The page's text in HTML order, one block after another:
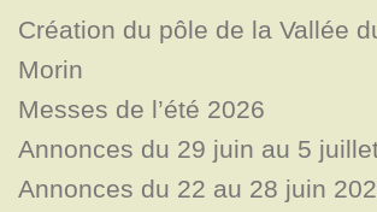
Création du pôle de la Vallée
Morin
Messes de l’été 2026
Annonces du 29 juin au 5
Annonces du 22 au 28 juin